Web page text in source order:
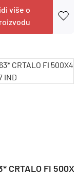
više o
IND
CRTALO FI